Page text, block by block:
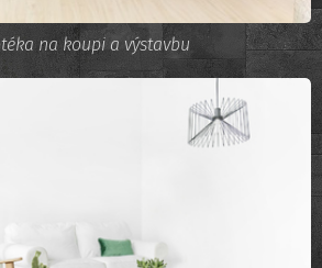
na koupi a výstavbu